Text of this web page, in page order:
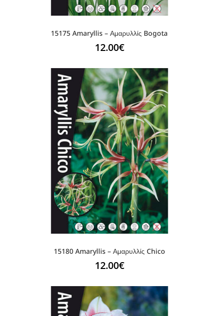
15175 Amaryllis – Αμαρυλλίς Bogota
12.00€
15180 Amaryllis – Αμαρυλλίς Chico
12.00€